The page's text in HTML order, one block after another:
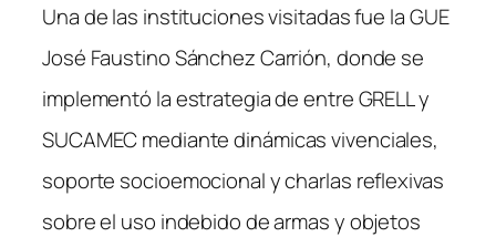
c
e
b
o
o
k
k
e
dI
n
Una de las instituciones visitadas fue la GUE
José Faustino Sánchez Carrión, donde se
implementó la estrategia de entre GRELL y
SUCAMEC mediante dinámicas vivenciales,
soporte socioemocional y charlas reflexivas
sobre el uso indebido de armas y objetos